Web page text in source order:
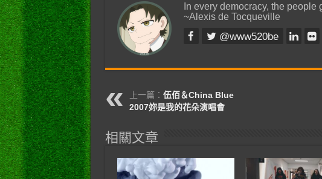
In every democracy, the
~Alexis de Tocqueville
@www520be
上一篇： 伍佰＆China Blue
2007妳是我的花朵演唱會
相關文章